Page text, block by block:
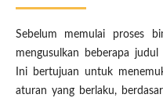
Sebelum memulai proses
mengusulkan beberapa
Ini bertujuan untuk
aturan yang berlaku,